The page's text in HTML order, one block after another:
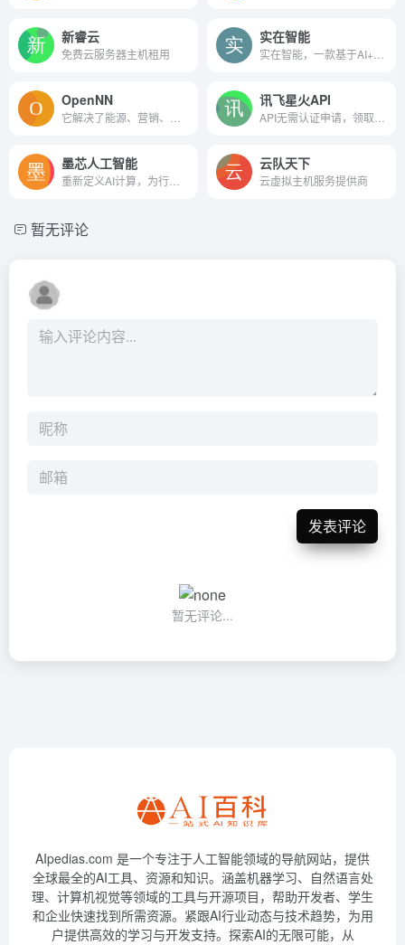
新睿云
免费云服务器主机租用
实在智能
OpenNN 讯飞星火API
墨芯人工智能 云队天下
云虚拟主机服务提供商
暂无评论
发表评论
暂无评论...
AIpedias.com 是一个专注于人工智能领域的导航网站，提供
全球最全的AI工具、资源和知识。涵盖机器学习、自然语言处
理、计算机视觉等领域的工具与开源项目，帮助开发者、学生
和企业快速找到所需资源。紧跟AI行业动态与技术趋势，为用
户提供高效的学习与开发支持。探索AI的无限可能，从